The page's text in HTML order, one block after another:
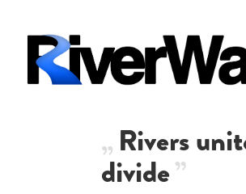
Rivers
divide